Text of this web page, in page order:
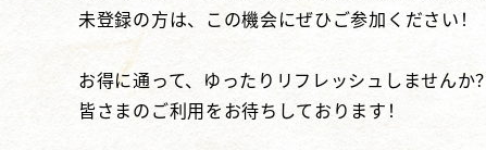
未登録の方は、この機会にぜひご参加ください！
お得に通って、ゆったりリフレッシュしませんか？
皆さまのご利用をお待ちしております！